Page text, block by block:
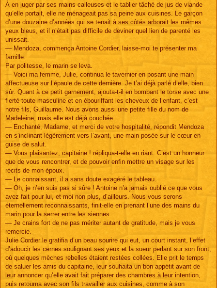
À en juger par ses mains calleuses et le tablier tâché de jus de viande
qu’elle portait, elle ne ménageait pas sa peine aux cuisines. Le garçon
d’une douzaine d’années qui se tenait à ses côtés arborait les mêmes
yeux bleus, et il n’était pas difficile de deviner quel lien de parenté les
unissait.
— Mendoza, commença Antoine Cordier, laisse-moi te présenter ma
famille.
Par politesse, le marin se leva.
— Voici ma femme, Julie, continua le tavernier en posant une main
affectueuse sur l’épaule de cette dernière. Je t’ai déjà parlé d’elle, bien
sûr. Quant à ce petit garnement, ajouta-t-il en bombant le torse avec une
fierté toute masculine et en ébouriffant les cheveux de l’enfant, c’est
notre fils, Guillaume. Nous avons aussi une petite fille du nom de
Madeleine, mais elle est déjà couchée.
— Enchanté, Madame, et merci de votre hospitalité, répondit Mendoza
en s’inclinant légèrement vers l’avant, une main posée sur le cœur en
guise de salut.
— Vous plaisantez, capitaine ! répliqua-t-elle en riant. C’est un honneur
que de vous rencontrer, et de pouvoir enfin mettre un visage sur les
récits de mon époux.
— Le connaissant, il a sans doute exagéré le tableau.
— Oh, je n’en suis pas si sûre ! Antoine n’a jamais oublié ce que vous
avez fait pour lui, et moi non plus, d’ailleurs. Nous vous serons
éternellement reconnaissants, finit-elle en prenant l’une des mains du
marin pour la serrer entre les siennes.
— Je crains fort de ne pas mériter autant de gratitude, mais je vous
remercie.
Julie Cordier le gratifia d’un beau sourire qui eut, un court instant, l’effet
d’adoucir les cernes soulignant ses yeux et la sueur perlant sur son front,
où quelques mèches rebelles étaient restées collées. Elle prit le temps
de saluer les amis du capitaine, leur souhaita un bon appétit avant de
leur annoncer qu’elle avait fait préparer des chambres à leur intention,
puis retourna avec son fils travailler aux cuisines, comme à son